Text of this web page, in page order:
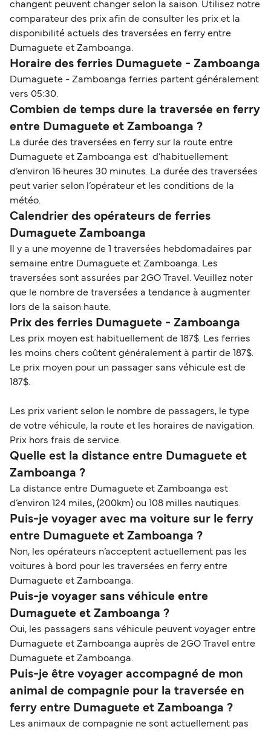
changent peuvent changer selon la saison. Utilisez notre
comparateur des prix afin de consulter les prix et la
disponibilité actuels des traversées en ferry entre
Dumaguete et Zamboanga.
Horaire des ferries Dumaguete - Zamboanga
Dumaguete - Zamboanga ferries partent généralement
vers 05:30.
Combien de temps dure la traversée en ferry
entre Dumaguete et Zamboanga ?
La durée des traversées en ferry sur la route entre
Dumaguete et Zamboanga est d’habituellement
d’environ 16 heures 30 minutes. La durée des traversées
peut varier selon l’opérateur et les conditions de la
météo.
Calendrier des opérateurs de ferries
Dumaguete Zamboanga
Il y a une moyenne de 1 traversées hebdomadaires par
semaine entre Dumaguete et Zamboanga. Les
traversées sont assurées par 2GO Travel. Veuillez noter
que le nombre de traversées a tendance à augmenter
lors de la saison haute.
Prix des ferries Dumaguete - Zamboanga
Les prix moyen est habituellement de 187$. Les ferries
les moins chers coûtent généralement à partir de 187$.
Le prix moyen pour un passager sans véhicule est de
187$.
Les prix varient selon le nombre de passagers, le type
de votre véhicule, la route et les horaires de navigation.
Prix hors frais de service.
Quelle est la distance entre Dumaguete et
Zamboanga ?
La distance entre Dumaguete et Zamboanga est
d’environ 124 miles, (200km) ou 108 milles nautiques.
Puis-je voyager avec ma voiture sur le ferry
entre Dumaguete et Zamboanga ?
Non, les opérateurs n’acceptent actuellement pas les
voitures à bord pour les traversées en ferry entre
Dumaguete et Zamboanga.
Puis-je voyager sans véhicule entre
Dumaguete et Zamboanga ?
Oui, les passagers sans véhicule peuvent voyager entre
Dumaguete et Zamboanga auprès de 2GO Travel entre
Dumaguete et Zamboanga.
Puis-je être voyager accompagné de mon
animal de compagnie pour la traversée en
ferry entre Dumaguete et Zamboanga ?
Les animaux de compagnie ne sont actuellement pas